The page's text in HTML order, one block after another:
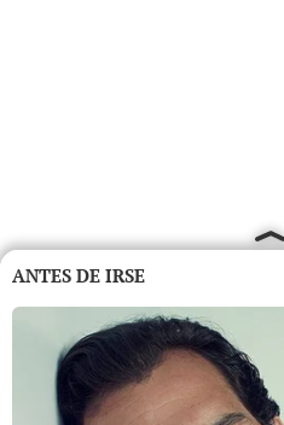
ANTES DE IRSE